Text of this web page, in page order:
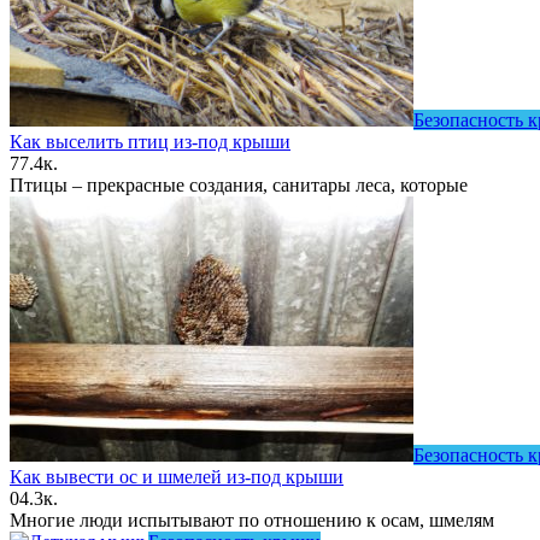
Безопасность
Как выселить птиц из-под крыши
77.4к.
Птицы – прекрасные создания, санитары леса, которые
Безопасность
Как вывести ос и шмелей из-под крыши
04.3к.
Многие люди испытывают по отношению к осам, шмелям